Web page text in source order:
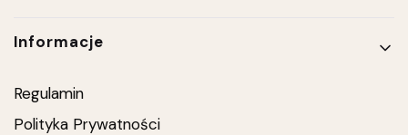
Informacje
Regulamin
Polityka Prywatności